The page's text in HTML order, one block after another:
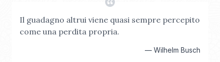
Il guadagno altrui viene quasi sempre percepito
come una perdita propria.
— Wilhelm Busch